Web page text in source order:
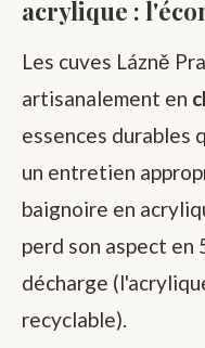
acrylique :
Les cuves Lázně
artisanalement en
essences durables
un entretien
baignoire en
perd son aspect en
décharge
recyclable).